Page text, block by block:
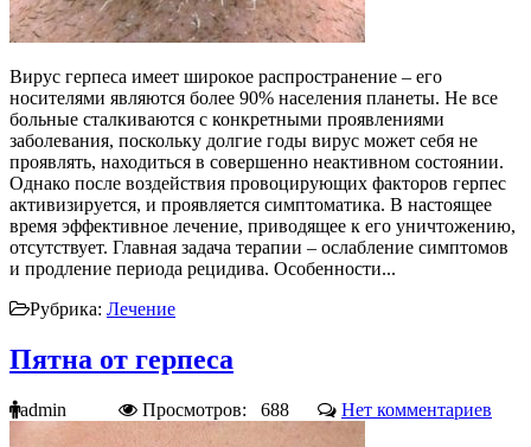
Вирус герпеса имеет широкое распространение – его
носителями являются более 90% населения планеты. Не все
больные сталкиваются с конкретными проявлениями
заболевания, поскольку долгие годы вирус может себя не
проявлять, находиться в совершенно неактивном состоянии.
Однако после воздействия провоцирующих факторов герпес
активизируется, и проявляется симптоматика. В настоящее
время эффективное лечение, приводящее к его уничтожению,
отсутствует. Главная задача терапии – ослабление симптомов
и продление периода рецидива. Особенности...
Рубрика: Лечение
Пятна от герпеса
admin Просмотров: 688 Нет комментариев